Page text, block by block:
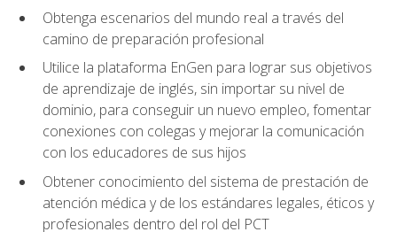
Obtenga escenarios del mundo real a través del
camino de preparación profesional
Utilice la plataforma EnGen para lograr sus objetivos
de aprendizaje de inglés, sin importar su nivel de
dominio, para conseguir un nuevo empleo, fomentar
conexiones con colegas y mejorar la comunicación
con los educadores de sus hijos
Obtener conocimiento del sistema de prestación de
atención médica y de los estándares legales, éticos y
profesionales dentro del rol del PCT